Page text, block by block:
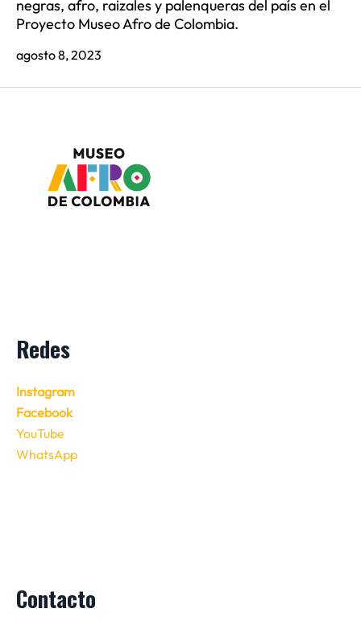
negras, afro, raizales y palenqueras del país en el
Proyecto Museo Afro de Colombia.
agosto 8, 2023
Redes
Instagram
Facebook
YouTube
WhatsApp
Contacto